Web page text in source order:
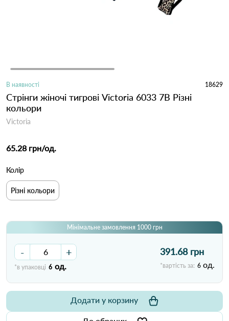
В наявності 18629
Стрінги жіночі тигрові Victoria 6033 7B Різні
кольори
Victoria
65.28 грн/од.
Колір
Різні кольори
Мінімальне замовлення 1000 грн
- +
*в упаковці 6 од.
391.68 грн
*вартість за: 6 од.
Додати у корзину